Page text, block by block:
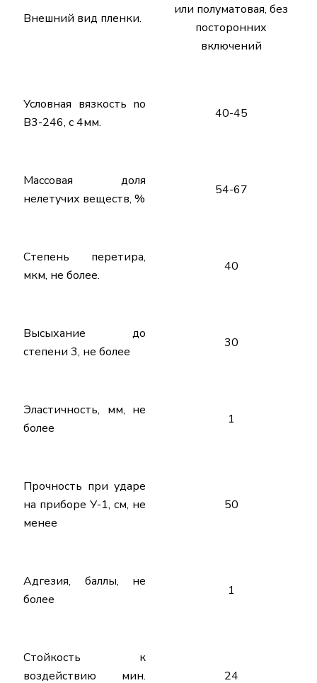
Внешний вид пленки.
или полуматовая, без
посторонних
включений
Условная вязкость no
B3-246, с 4мм.
40-45
Массовая доля
нелетучих веществ, %
54-67
Степень перетира,
мкм, не более.
40
Высыхание до
степени 3, не более
30
Эластичность, мм, не
более
1
Прочность при ударе
на приборе У-1, см, не
менее
50
Адгезия, баллы, не
более
1
Стойкость к
воздействию мин.
24